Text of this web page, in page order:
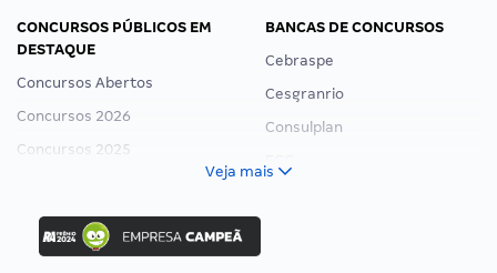
CONCURSOS PÚBLICOS EM
DESTAQUE
Concursos Abertos
Concursos 2026
Concursos 2025
Concurso Ibama
Concurso MPU
BANCAS DE CONCURSOS
Cebraspe
Cesgranrio
Consulplan
Veja mais